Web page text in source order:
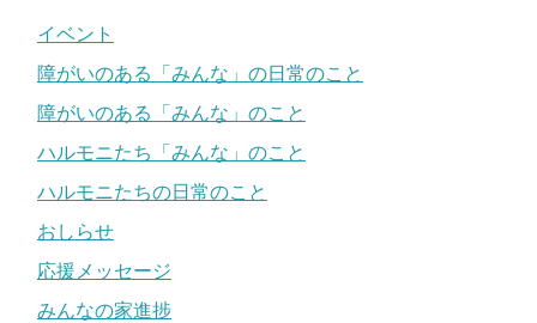
イベント
障がいのある「みんな」の日常のこと
障がいのある「みんな」のこと
ハルモニたち「みんな」のこと
ハルモニたちの日常のこと
おしらせ
応援メッセージ
みんなの家進捗